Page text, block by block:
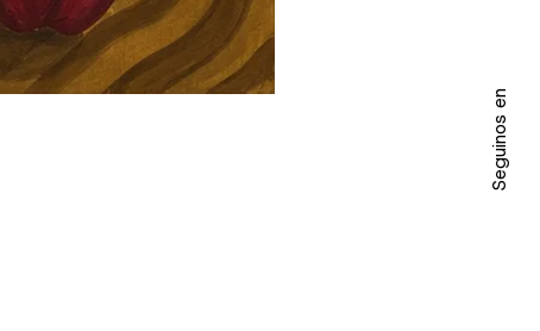
Seguinos en